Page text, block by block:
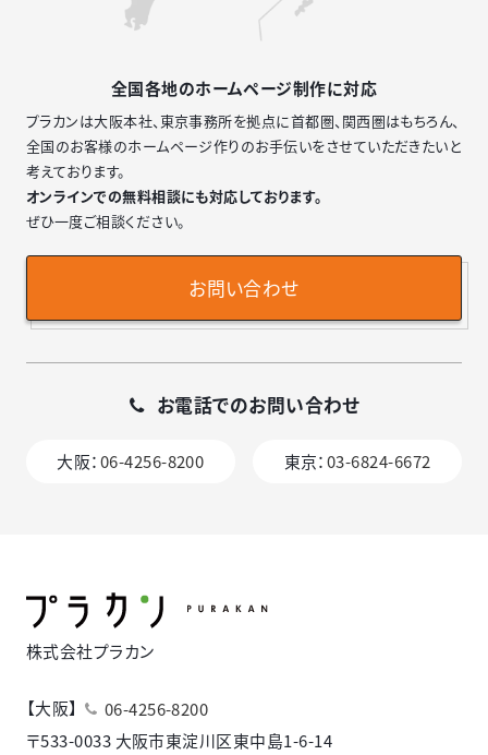
全国各地のホームページ制作に対応
プラカンは大阪本社、東京事務所を拠点に首都圏、関西圏はもちろん、
全国のお客様のホームページ作りのお手伝いをさせていただきたいと
考えております。
オンラインでの無料相談にも対応しております。
ぜひ一度ご相談ください。
お問い合わせ
お電話でのお問い合わせ
大阪：06-4256-8200 東京：03-6824-6672
株式会社プラカン
【大阪】
06-4256-8200
〒533-0033 大阪市東淀川区東中島1-6-14